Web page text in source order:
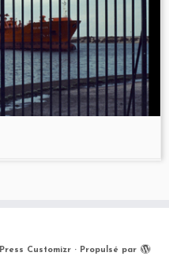
Press Customizr · Propulsé par